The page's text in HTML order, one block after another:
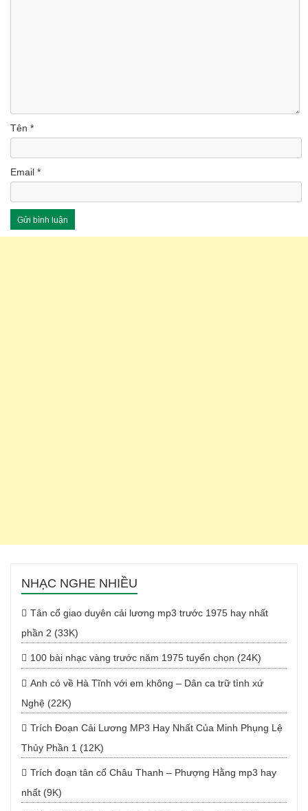
Tên *
Email *
NHẠC NGHE NHIỀU
Tân cổ giao duyên cải lương mp3 trước 1975 hay nhất
phần 2 (33K)
100 bài nhạc vàng trước năm 1975 tuyển chọn (24K)
Anh có về Hà Tĩnh với em không – Dân ca trữ tình xứ
Nghệ (22K)
Trích Đoạn Cải Lương MP3 Hay Nhất Của Minh Phụng Lệ
Thủy Phần 1 (12K)
Trích đoạn tân cổ Châu Thanh – Phượng Hằng mp3 hay
nhất (9K)